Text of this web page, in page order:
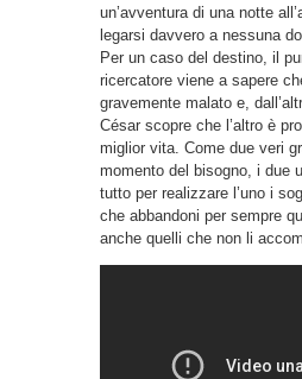
un’avventura di una notte
legarsi davvero a nessuna
Per un caso del destino, il
ricercatore viene a sapere
gravemente malato e,
César scopre che l’altro è
miglior vita. Come due veri
momento del bisogno, i due
tutto per realizzare l’uno i
che abbandoni per sempre
anche quelli che non li